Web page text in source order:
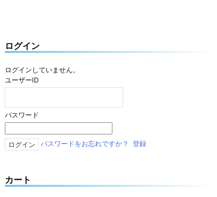
ログイン
ログインしていません。
ユーザーID
パスワード
パスワードをお忘れですか？ 登録
カート